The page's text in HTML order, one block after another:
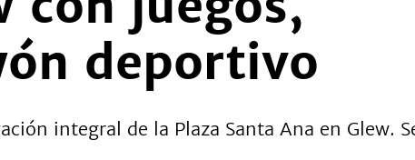
deportivo
integral de la Plaza Santa Ana en Glew.